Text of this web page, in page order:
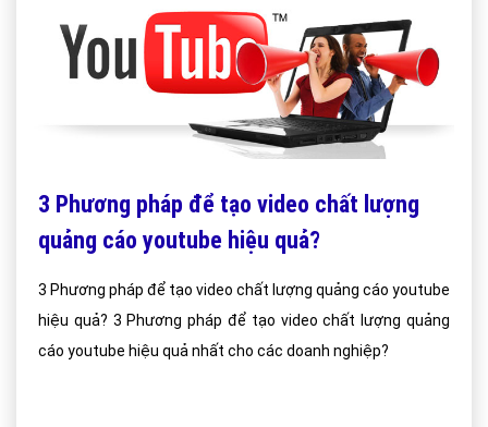
3 Phương pháp để tạo video chất lượng
quảng cáo youtube hiệu quả?
3 Phương pháp để tạo video chất lượng quảng cáo youtube
hiệu quả? 3 Phương pháp để tạo video chất lượng quảng
cáo youtube hiệu quả nhất cho các doanh nghiệp?